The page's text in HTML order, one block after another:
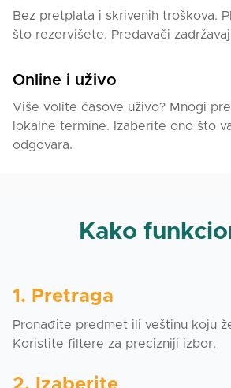
Bez pretplata i skrivenih troškova.
što rezervišete. Predavači
Online i uživo
Više volite časove uživo? Mnogi
lokalne termine. Izaberite ono što
odgovara.
Kako
1. Pretraga
Pronađite predmet ili veštinu koju
Koristite filtere za precizniji izbor.